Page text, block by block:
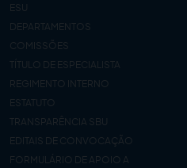
ESU
DEPARTAMENTOS
COMISSÕES
TÍTULO DE ESPECIALISTA
REGIMENTO INTERNO
ESTATUTO
TRANSPARÊNCIA SBU
EDITAIS DE CONVOCAÇÃO
FORMULÁRIO DE APOIO A